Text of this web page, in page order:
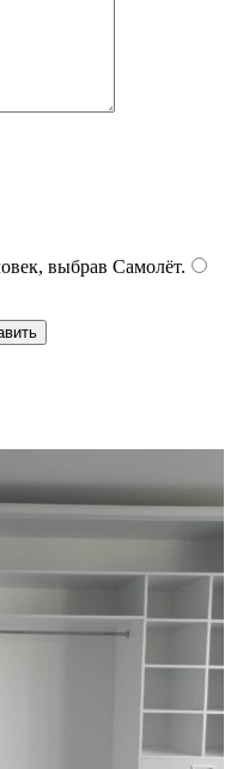
выбрав Самолёт.